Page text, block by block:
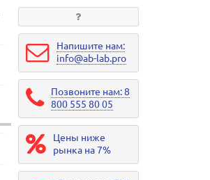
Напишите нам:
info@ab-lab.pro
Позвоните нам: 8
800 555 80 05
Цены ниже
рынка на 7%